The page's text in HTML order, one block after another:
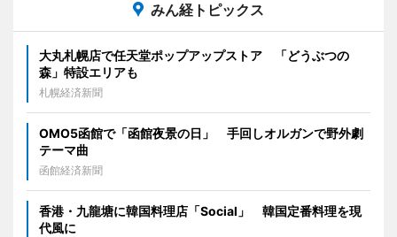
みん経トピックス
大丸札幌店で任天堂ポップアップストア 「どうぶつの
森」特設エリアも
札幌経済新聞
OMO5函館で「函館夜景の日」 手回しオルガンで野外劇
テーマ曲
函館経済新聞
香港・九龍塘に韓国料理店「Social」 韓国定番料理を現
代風に